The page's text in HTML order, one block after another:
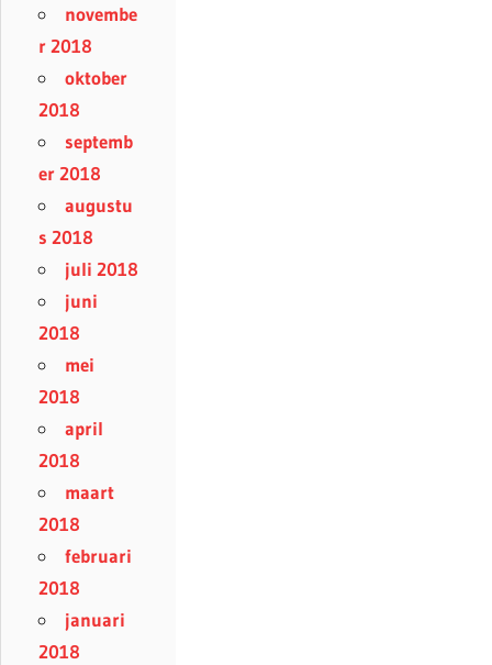
novembe
r 2018
oktober
2018
septemb
er 2018
augustu
s 2018
juli 2018
juni
2018
mei
2018
april
2018
maart
2018
februari
2018
januari
2018